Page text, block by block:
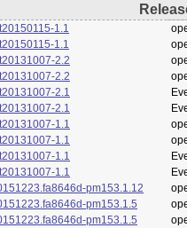
1.1
1.1
2.2
2.2
2.1
2.1
1.1
1.1
1.1
1.1
pm153.1.12
pm153.1.5
pm153.1.5